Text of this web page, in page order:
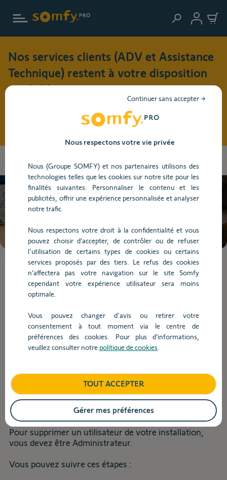
Nos services clients (ADV et Assistance
Technique) restent à votre disposition
cet été !
Pendant cette période de vacances (du 3 au 17 août 2026),
nos horaires d'ouverture seront modifiés : du lundi au jeudi
: 8h30 - 17h30 et le vendredi : 8h30 - 16h30
redirigé
description
détaillée
question.
application TaHoma
Installation
Besoin d’aide ?
Lorsque
valeurs
barre
des
suggestions
s'affichent
automatiquement
pour
faciliter
la
sélection.
Installation
Retour
Comment supprimer un utilisateur
l’application TaHoma ?
Vous pouvez ajouter, modifier ou supprimer tout
utilisateur ajouté à votre installation.
Pour supprimer un utilisateur de votre installation,
vous devez être Administrateur.
Vous pouvez suivre ces étapes :
Nous respectons votre vie privée
Nous (Groupe SOMFY) et nos partenaires utilisons des
technologies telles que les cookies sur notre site pour les
finalités suivantes: Personnaliser le contenu et les
publicités, offrir une expérience personnalisée et analyser
notre trafic.
Nous respectons votre droit à la confidentialité et vous
pouvez choisir d’accepter, de contrôler ou de refuser
l'utilisation de certains types de cookies ou certains
services proposés par des tiers. Le refus des cookies
n’affectera pas votre navigation sur le site Somfy
cependant votre expérience utilisateur sera moins
optimale.
Vous pouvez changer d'avis ou retirer votre
consentement à tout moment via le centre de
préférences des cookies. Pour plus d’informations,
veuillez consulter notre politique de cookies
Continuer sans accepter →
TOUT ACCEPTER
Gérer mes préférences